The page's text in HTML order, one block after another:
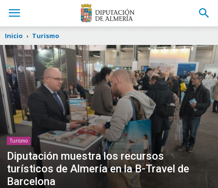
Inicio Turismo
Turismo
Diputación muestra los recursos
turísticos de Almería en la B-Travel de
Barcelona